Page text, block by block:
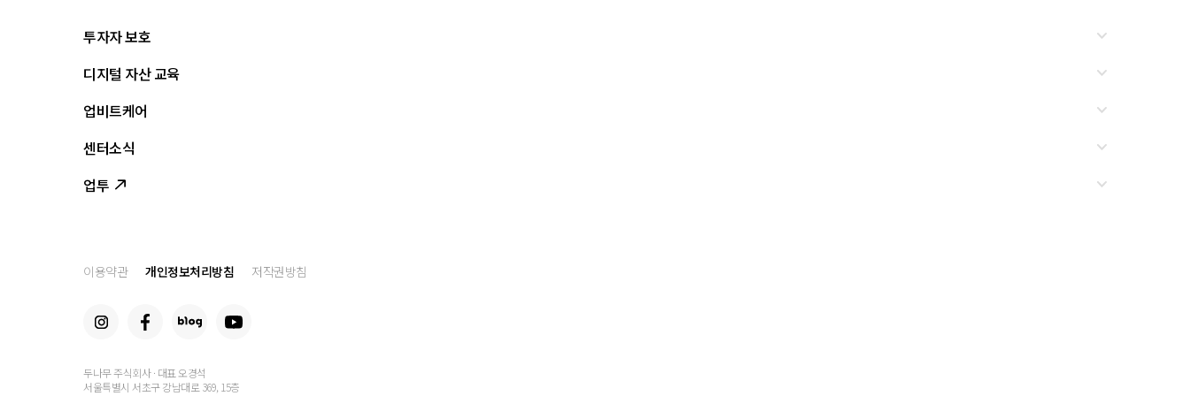
투자자 보호
올바른 투자란?
투자사기 유형과 예방
업비트 보호조치
디지털 자산 교육
교육
조사·연구
업비트케어
서비스안내
서비스신청
센터소식
인사말
공지사항
업투
이용약관 개인정보처리방침 저작권방침
두나무 주식회사 · 대표 오경석
서울특별시 서초구 강남대로 369, 15층